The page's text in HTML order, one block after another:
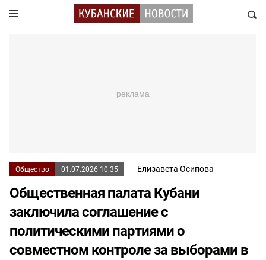
Общество 01.07.2026 10:35 Елизавета Осипова
Общественная палата Кубани
заключила соглашение с
политическими партиями о
совместном контроле за выборами в